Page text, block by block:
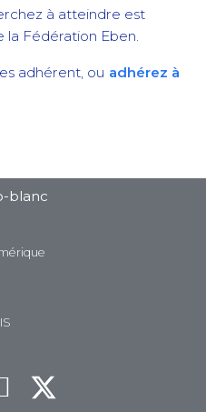
à atteindre est
la Fédération Eben.
adhérent, ou adhérez à